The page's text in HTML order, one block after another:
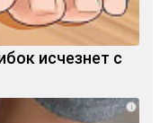
исчезнет с
i